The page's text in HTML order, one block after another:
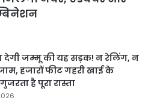
देगी जम्मू की यह सड़क! न रेलिंग, न
हजारों फीट गहरी खाई के
है पूरा रास्ता